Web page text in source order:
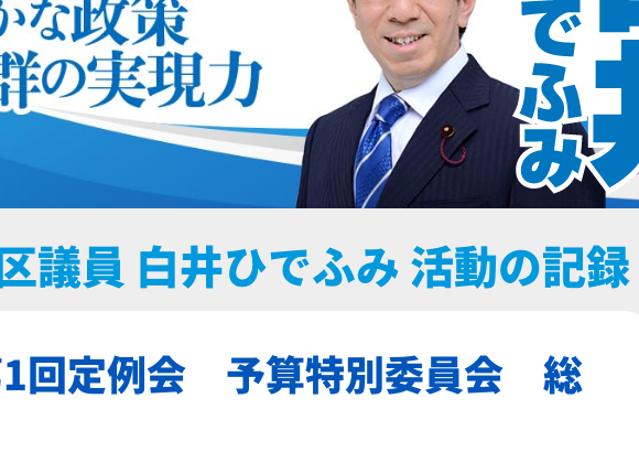
議員 白井ひでふみ 活動の記録
1回定例会 予算特別委員会 総